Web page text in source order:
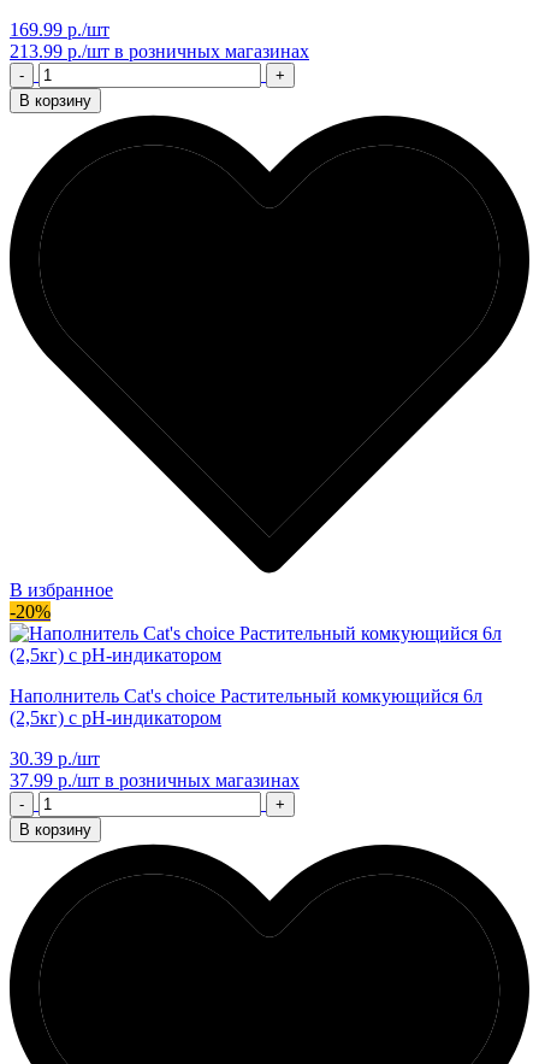
169.99 р./шт
213.99 р./шт в розничных магазинах
-
+
В корзину
В избранное
-20%
Наполнитель Cat's choice Растительный комкующийся 6л
(2,5кг) с pH-индикатором
30.39 р./шт
37.99 р./шт в розничных магазинах
-
+
В корзину